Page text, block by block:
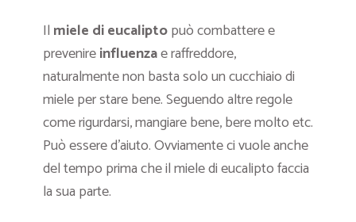
Il miele di eucaliptopuò combattere e
prevenireinfluenzae raffreddore,
naturalmente non basta solo un cucchiaio di
miele per stare bene. Seguendo altre regole
come rigurdarsi, mangiare bene, bere molto etc.
Può essere d’aiuto. Ovviamente ci vuole anche
del tempo prima che il miele di eucalipto faccia
la sua parte.